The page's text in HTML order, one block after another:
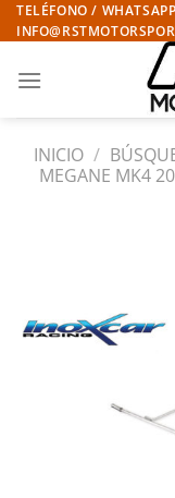
Saltar
al
TELÉFONO /
INICIO /
MEGANE MK4